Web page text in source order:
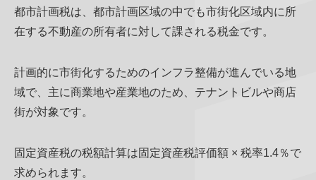
都市計画税は、都市計画区域の中でも市街化区域内に所
在する不動産の所有者に対して課される税金です。
計画的に市街化するためのインフラ整備が進んでいる地
域で、主に商業地や産業地のため、テナントビルや商店
街が対象です。
固定資産税の税額計算は固定資産税評価額 × 税率1.4％で
求められます。